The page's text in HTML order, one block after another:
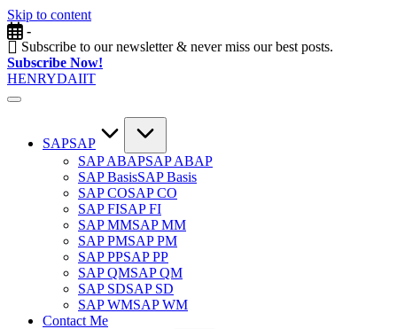
Skip to content
-
Subscribe to our newsletter & never miss our best posts.
Subscribe Now!
HENRYDAIIT
SAPSAP
SAP ABAPSAP ABAP
SAP BasisSAP Basis
SAP COSAP CO
SAP FISAP FI
SAP MMSAP MM
SAP PMSAP PM
SAP PPSAP PP
SAP QMSAP QM
SAP SDSAP SD
SAP WMSAP WM
Contact Me